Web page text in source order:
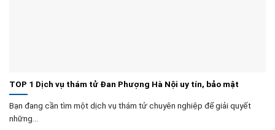
TOP 1 Dịch vụ thám tử Đan Phượng Hà Nội uy tín, bảo mật
Bạn đang cần tìm một dịch vụ thám tử chuyên nghiệp để giải quyết
những...